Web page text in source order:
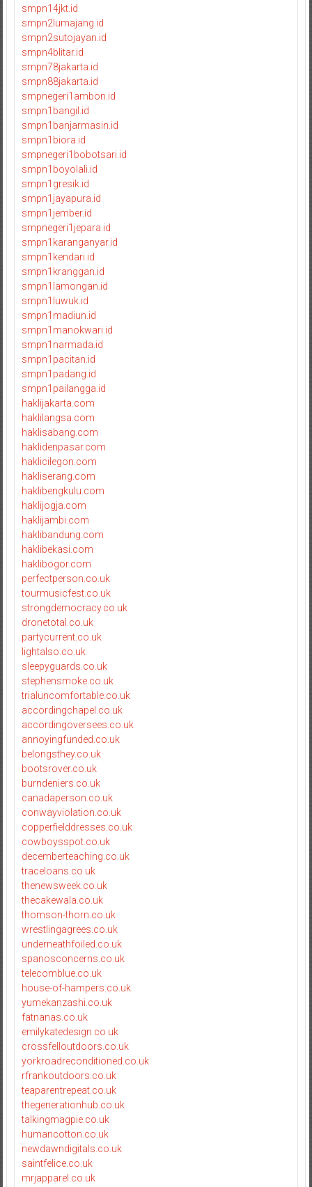
smpn14jkt.id
smpn2lumajang.id
smpn2sutojayan.id
smpn4blitar.id
smpn78jakarta.id
smpn88jakarta.id
smpnegeri1ambon.id
smpn1bangil.id
smpn1banjarmasin.id
smpn1biora.id
smpnegeri1bobotsari.id
smpn1boyolali.id
smpn1gresik.id
smpn1jayapura.id
smpn1jember.id
smpnegeri1jepara.id
smpn1karanganyar.id
smpn1kendari.id
smpn1kranggan.id
smpn1lamongan.id
smpn1luwuk.id
smpn1madiun.id
smpn1manokwari.id
smpn1narmada.id
smpn1pacitan.id
smpn1padang.id
smpn1pailangga.id
haklijakarta.com
haklilangsa.com
haklisabang.com
haklidenpasar.com
haklicilegon.com
hakliserang.com
haklibengkulu.com
haklijogja.com
haklijambi.com
haklibandung.com
haklibekasi.com
haklibogor.com
perfectperson.co.uk
tourmusicfest.co.uk
strongdemocracy.co.uk
dronetotal.co.uk
partycurrent.co.uk
lightalso.co.uk
sleepyguards.co.uk
stephensmoke.co.uk
trialuncomfortable.co.uk
accordingchapel.co.uk
accordingoversees.co.uk
annoyingfunded.co.uk
belongsthey.co.uk
bootsrover.co.uk
burndeniers.co.uk
canadaperson.co.uk
conwayviolation.co.uk
copperfielddresses.co.uk
cowboysspot.co.uk
decemberteaching.co.uk
traceloans.co.uk
thenewsweek.co.uk
thecakewala.co.uk
thomson-thorn.co.uk
wrestlingagrees.co.uk
underneathfoiled.co.uk
spanosconcerns.co.uk
telecomblue.co.uk
house-of-hampers.co.uk
yumekanzashi.co.uk
fatnanas.co.uk
emilykatedesign.co.uk
crossfelloutdoors.co.uk
yorkroadreconditioned.co.uk
rfrankoutdoors.co.uk
teaparentrepeat.co.uk
thegenerationhub.co.uk
talkingmagpie.co.uk
humancotton.co.uk
newdawndigitals.co.uk
saintfelice.co.uk
mrjapparel.co.uk